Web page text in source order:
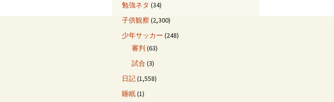
勉強ネタ (34)
子供観察 (2,300)
少年サッカー (248)
審判 (63)
試合 (3)
日記(1,558)
睡眠(1)